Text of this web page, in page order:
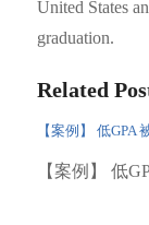
United States
graduation.
Related
【案例】 低GPA
【案例】 低